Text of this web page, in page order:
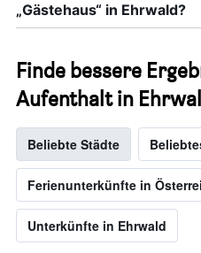
„Gästehaus“ in Ehrwald?
Finde bessere
Aufenthalt in
Beliebte Städte
Ferienunterkünfte in
Unterkünfte in Ehrwald